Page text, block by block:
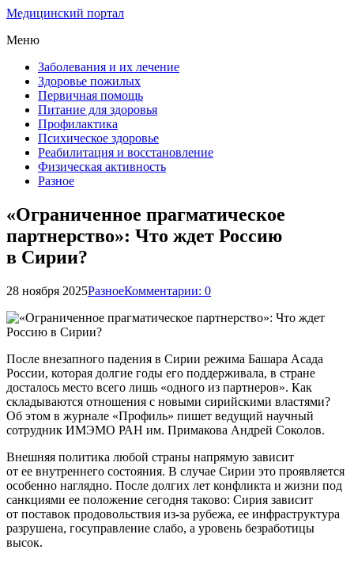
Медицинский портал
Меню
Заболевания и их лечение
Здоровье пожилых
Первичная помощь
Питание для здоровья
Профилактика
Психическое здоровье
Реабилитация и восстановление
Физическая активность
Разное
«Ограниченное прагматическое
партнерство»: Что ждет Россию
в Сирии?
28 ноября 2025РазноеКомментарии: 0
После внезапного падения в Сирии режима Башара Асада
России, которая долгие годы его поддерживала, в стране
досталось место всего лишь «одного из партнеров». Как
складываются отношения с новыми сирийскими властями?
Об этом в журнале «Профиль» пишет ведущий научный
сотрудник ИМЭМО РАН им. Примакова Андрей Соколов.
Внешняя политика любой страны напрямую зависит
от ее внутреннего состояния. В случае Сирии это проявляется
особенно наглядно. После долгих лет конфликта и жизни под
санкциями ее положение сегодня таково: Сирия зависит
от поставок продовольствия из-за рубежа, ее инфраструктура
разрушена, госуправление слабо, а уровень безработицы
высок.